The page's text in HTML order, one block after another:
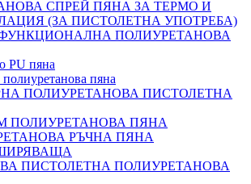
СПРЕЙ ПЯНА ЗА ТЕРМО И
(ЗА ПИСТОЛЕТНА УПОТРЕБА)
ПОЛИУРЕТАНОВА
PU пяна
пяна
ПОЛИУРЕТАНОВА ПИСТОЛЕТНА
ПОЛИУРЕТАНОВА ПЯНА
РЪЧНА ПЯНА
ПИСТОЛЕТНА ПОЛИУРЕТАНОВА